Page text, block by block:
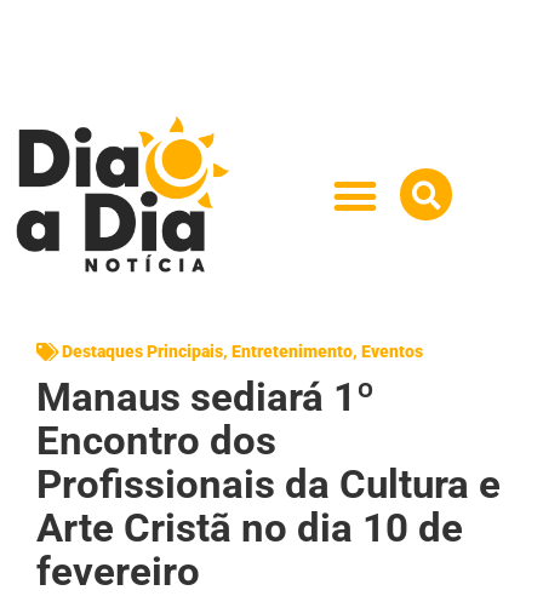
Destaques Principais, Entretenimento, Eventos
Manaus sediará 1º
Encontro dos
Profissionais da Cultura e
Arte Cristã no dia 10 de
fevereiro